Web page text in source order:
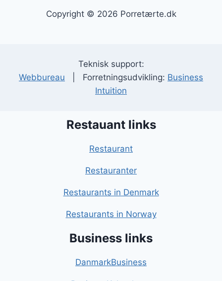
Copyright © 2026 Porretærte.dk
Teknisk support:
Webbureau | Forretningsudvikling: Business
Intuition
Restauant links
Restaurant
Restauranter
Restaurants in Denmark
Restaurants in Norway
Business links
DanmarkBusiness